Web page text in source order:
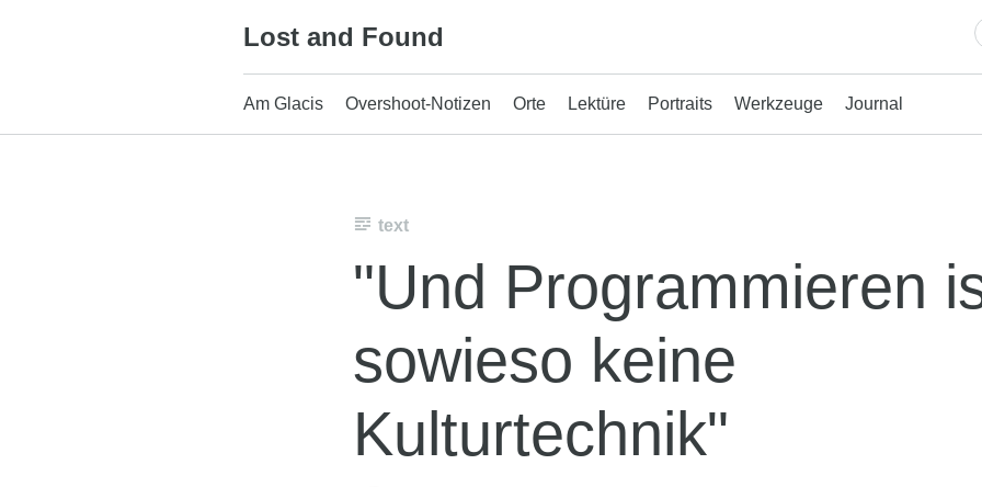
Lost and Found
Am Glacis Overshoot-Notizen Orte Lektüre Portraits Werkzeuge Journal
text
"Und Programmieren
sowieso keine
Kulturtechnik"